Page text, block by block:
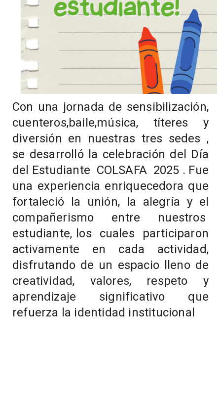
Con una jornada de sensibilización,
cuenteros,baile,música, títeres y
diversión en nuestras tres sedes ,
se desarrolló la celebración del Día
del Estudiante COLSAFA 2025 . Fue
una experiencia enriquecedora que
fortaleció la unión, la alegría y el
compañerismo entre nuestros
estudiante, los cuales participaron
activamente en cada actividad,
disfrutando de un espacio lleno de
creatividad, valores, respeto y
aprendizaje significativo que
refuerza la identidad institucional